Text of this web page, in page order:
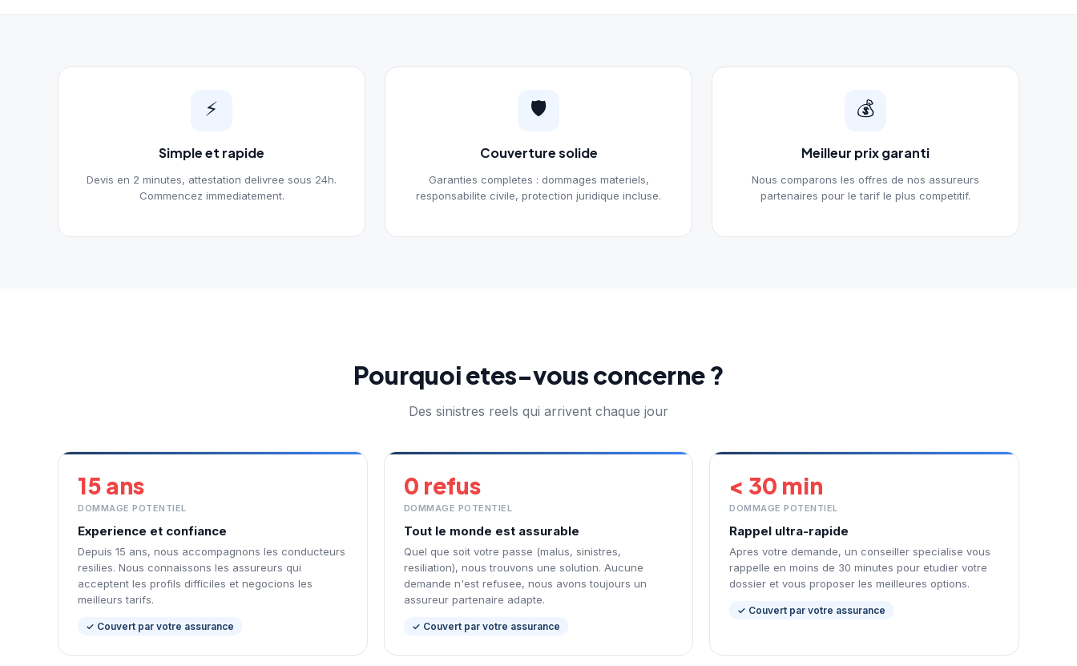
⚡
Simple et rapide
Devis en 2 minutes, attestation delivree sous 24h.
Commencez immediatement.
🛡️
Couverture solide
Garanties completes : dommages materiels,
responsabilite civile, protection juridique incluse.
💰
Meilleur prix garanti
Nous comparons les offres de nos assureurs
partenaires pour le tarif le plus competitif.
Pourquoi etes-vous concerne ?
Des sinistres reels qui arrivent chaque jour
15 ans
DOMMAGE POTENTIEL
Experience et confiance
Depuis 15 ans, nous accompagnons les conducteurs
resilies. Nous connaissons les assureurs qui
acceptent les profils difficiles et negocions les
meilleurs tarifs.
✓ Couvert par votre assurance
0 refus
DOMMAGE POTENTIEL
Tout le monde est assurable
Quel que soit votre passe (malus, sinistres,
resiliation), nous trouvons une solution. Aucune
demande n'est refusee, nous avons toujours un
assureur partenaire adapte.
✓ Couvert par votre assurance
< 30 min
DOMMAGE POTENTIEL
Rappel ultra-rapide
Apres votre demande, un conseiller specialise vous
rappelle en moins de 30 minutes pour etudier votre
dossier et vous proposer les meilleures options.
✓ Couvert par votre assurance